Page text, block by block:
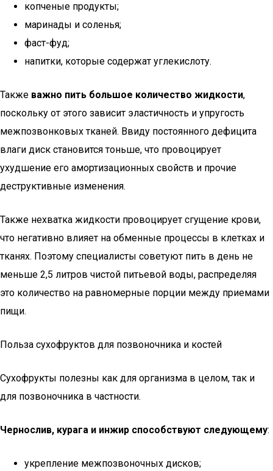
копченые продукты;
маринады и соленья;
фаст-фуд;
напитки, которые содержат углекислоту.
Также важно пить большое количество жидкости,
поскольку от этого зависит эластичность и упругость
межпозвонковых тканей. Ввиду постоянного дефицита
влаги диск становится тоньше, что провоцирует
ухудшение его амортизационных свойств и прочие
деструктивные изменения.
Также нехватка жидкости провоцирует сгущение крови,
что негативно влияет на обменные процессы в клетках и
тканях. Поэтому специалисты советуют пить в день не
меньше 2,5 литров чистой питьевой воды, распределяя
это количество на равномерные порции между приемами
пищи.
Польза сухофруктов для позвоночника и костей
Сухофрукты полезны как для организма в целом, так и
для позвоночника в частности.
Чернослив, курага и инжир способствуют следующему:
укрепление межпозвоночных дисков;